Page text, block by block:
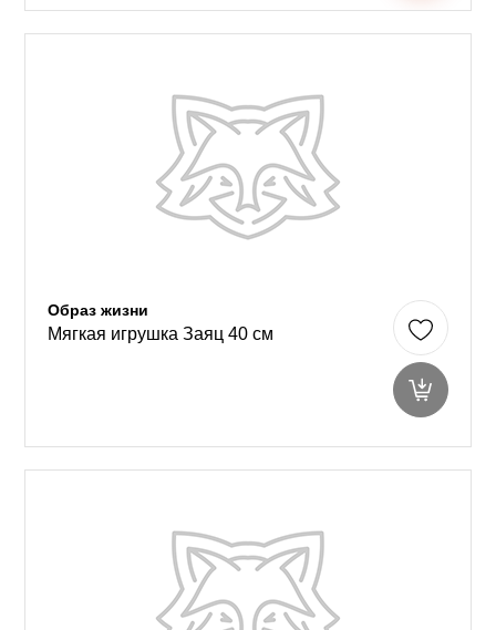
Образ жизни
Мягкая игрушка Заяц 40 см